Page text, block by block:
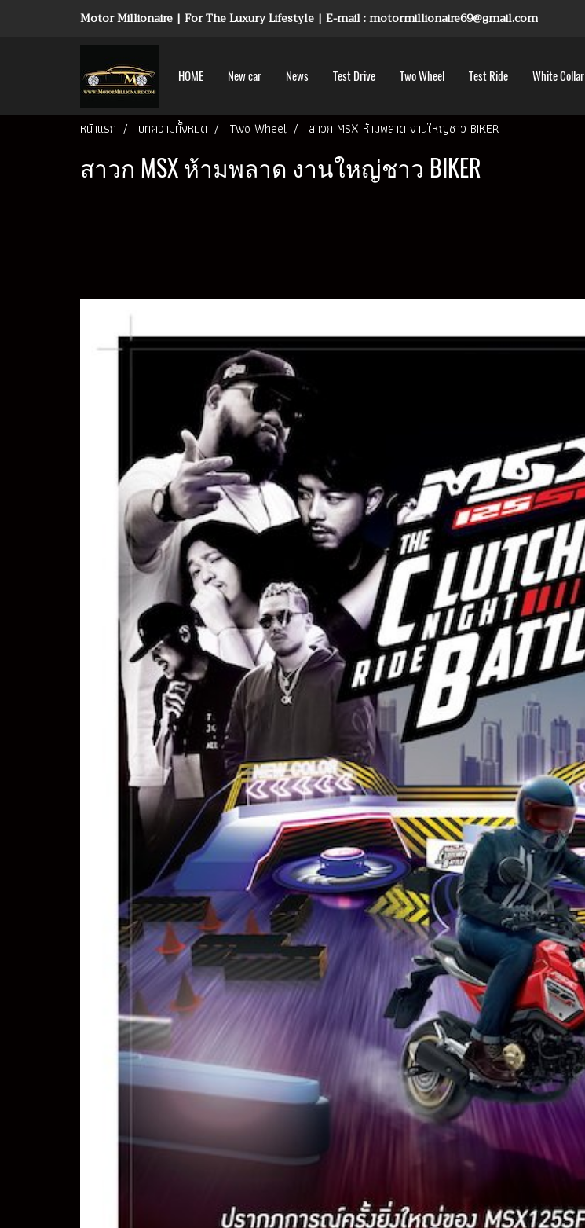
Motor Millionaire | For The Luxury Lifestyle | E-mail : motormillionaire69@gmail.com
HOME New car News Test Drive Two Wheel Test Ride White Collar
หน้าแรก บทความทั้งหมด Two Wheel สาวก MSX ห้ามพลาด งานใหญ่ชาว BIKER
สาวก MSX ห้ามพลาด งานใหญ่ชาว BIKER